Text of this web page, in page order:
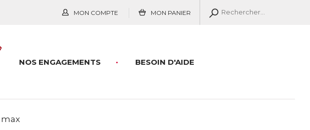
MON COMPTE MON PANIER
BESOIN D'AIDE
NOS ENGAGEMENTS
max